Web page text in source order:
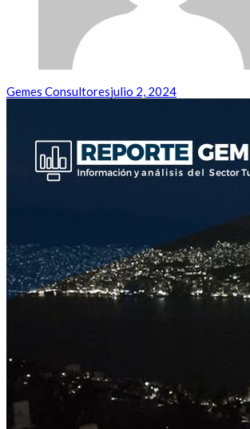
Gemes Consultoresjulio 2, 2024